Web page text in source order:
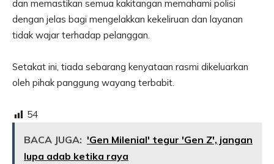
dan memastikan semua kakitangan memahami polisi
dengan jelas bagi mengelakkan kekeliruan dan layanan
tidak wajar terhadap pelanggan.
Setakat ini, tiada sebarang kenyataan rasmi dikeluarkan
oleh pihak panggung wayang terbabit.
54
BACA JUGA: 'Gen Milenial' tegur 'Gen Z', jangan
lupa adab ketika raya